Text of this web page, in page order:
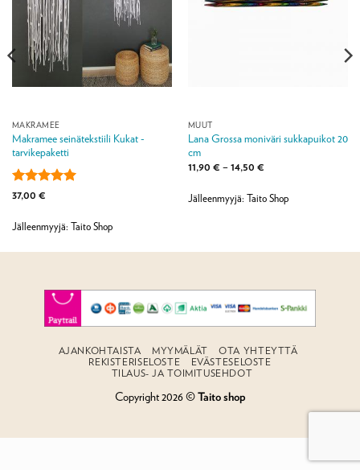
MAKRAMEE
Makramee seinätekstiili Kukat -
tarvikepaketti
Arvostelu
/ 5
37,00 €
Jälleenmyyjä: Taito Shop
MUUT
Lana Grossa moniväri sukkapuikot 20
cm
11,90 € – 14,50 €Hintaluokka:
14,50 €
Jälleenmyyjä: Taito Shop
AJANKOHTAISTA MYYMÄLÄT
OTA YHTEYTTÄ
REKISTERISELOSTE
EVÄSTESELOSTE
TILAUS- JA TOIMITUSEHDOT
Copyright 2026 ©Taito shop